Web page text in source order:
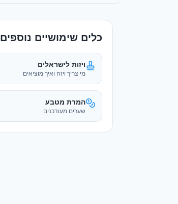
כלים שימושיים נוספים
ויזות לישראלים
מי צריך ויזה ואיך מוציאים
המרת מטבע
שערים מעודכנים